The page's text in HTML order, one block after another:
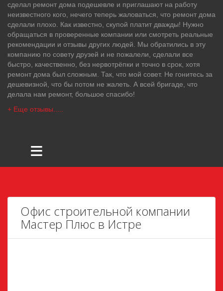
сделал ремонт дома подешевле и приглашают на работу
неизвестного кого, нечего теперь жаловаться, что ремонт дома
сделали плохо. Как известно, скупой платит дважды! Нужно
обращаться в проверенные компании или смотреть реальные
рекомендации и отзывы других людей. Мы обратились в эту
компанию по совету друзей и не пожалели, сделали все
быстро, качественно, без нервотрёпки и точно в срок, хотя
ремонт дома был сложным. Так, что мой совет. Не гонитесь за
дешевизной, что бы потом не жалеть. А всей бригаде, что
делала нам ремонт, большое спасибо!
+ Еще отзывы.....
≡
Офис строительной компании
Мастер Плюс в Истре